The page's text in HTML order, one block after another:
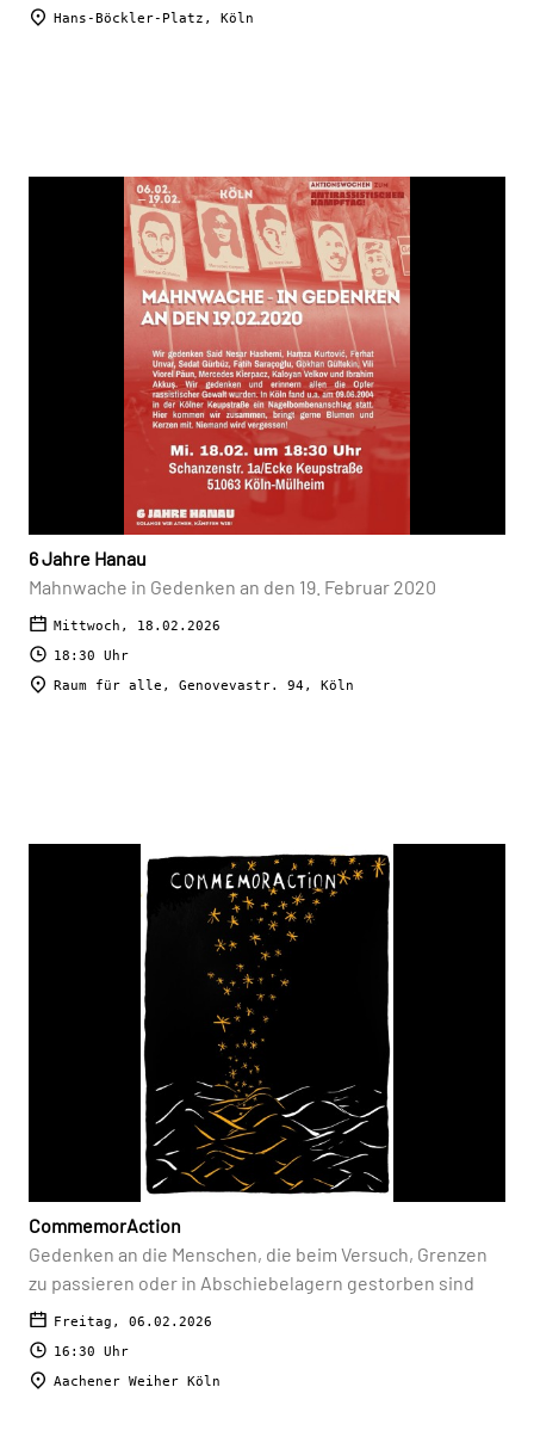
Hans-Böckler-Platz, Köln
6 Jahre Hanau
Mahnwache in Gedenken an den 19. Februar 2020
Mittwoch, 18.02.2026
18:30 Uhr
Raum für alle, Genovevastr. 94, Köln
CommemorAction
Gedenken an die Menschen, die beim Versuch, Grenzen
zu passieren oder in Abschiebelagern gestorben sind
Freitag, 06.02.2026
16:30 Uhr
Aachener Weiher Köln